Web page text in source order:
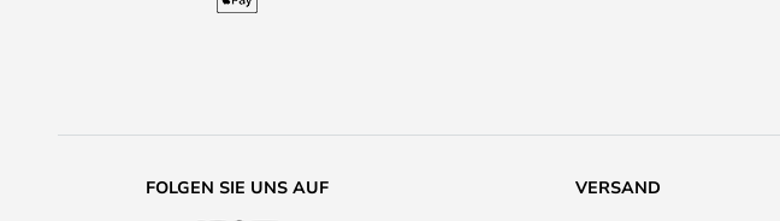
FOLGEN SIE UNS AUF VERSAND